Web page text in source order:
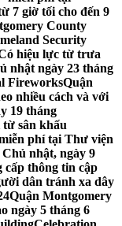
7 giờ tối cho đến 9
County
Security
hiệu lực từ trưa
nhật ngày 23 tháng
FireworksQuận
nhiều cách và với
19 tháng
từ sân khấu
phí tại Thư viện
nhật, ngày 9
cấp thông tin cập
dân tránh xa dây
Quận Montgomery
ngày 5 tháng 6